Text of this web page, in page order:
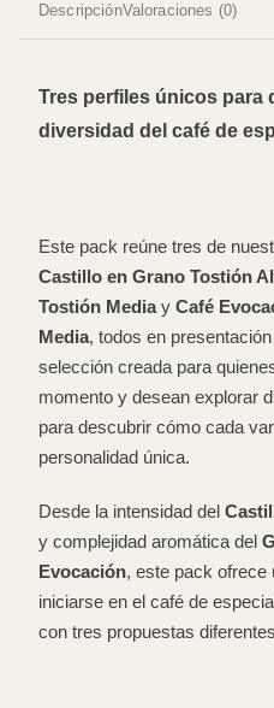
DescripciónValoraciones (0)
Tres perfiles únicos para
diversidad del café de
Este pack reúne tres de
Castillo en Grano Tostión
Tostión Mediay Café
Media, todos en presentación
selección creada para
momento y desean explorar
para descubrir cómo cada
personalidad única.
Desde la intensidad del
y complejidad aromática del
Evocación, este pack ofrece
iniciarse en el café de
con tres propuestas